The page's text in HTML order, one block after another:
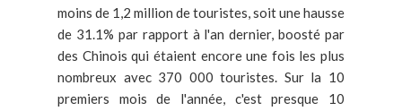
moins de 1,2 million de touristes, soit une hausse
de 31.1% par rapport à l'an dernier, boosté par
des Chinois qui étaient encore une fois les plus
nombreux avec 370 000 touristes. Sur la 10
premiers mois de l'année, c'est presque 10